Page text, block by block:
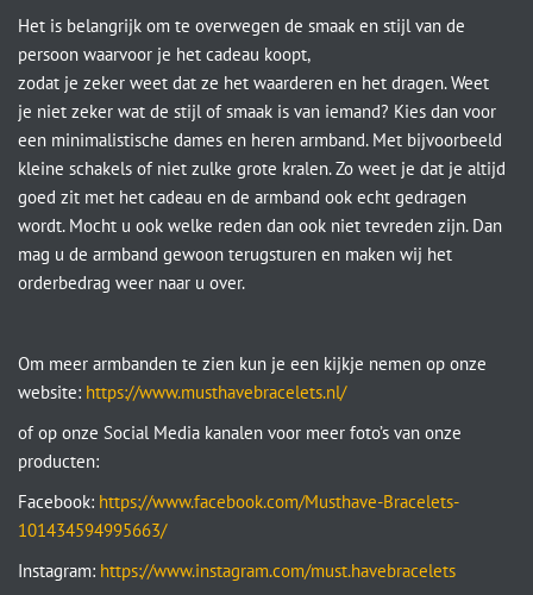
Het is belangrijk om te overwegen de smaak en stijl van de
persoon waarvoor je het cadeau koopt,
zodat je zeker weet dat ze het waarderen en het dragen. Weet
je niet zeker wat de stijl of smaak is van iemand? Kies dan voor
een minimalistische dames en heren armband. Met bijvoorbeeld
kleine schakels of niet zulke grote kralen. Zo weet je dat je altijd
goed zit met het cadeau en de armband ook echt gedragen
wordt. Mocht u ook welke reden dan ook niet tevreden zijn. Dan
mag u de armband gewoon terugsturen en maken wij het
orderbedrag weer naar u over.
Om meer armbanden te zien kun je een kijkje nemen op onze
website: https://www.musthavebracelets.nl/
of op onze Social Media kanalen voor meer foto’s van onze
producten:
Facebook: https://www.facebook.com/Musthave-Bracelets-
101434594995663/
Instagram: https://www.instagram.com/must.havebracelets